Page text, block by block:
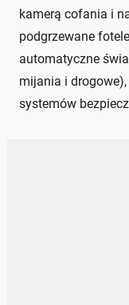
kamerą cofania i
podgrzewane
automatyczne
mijania i
systemów